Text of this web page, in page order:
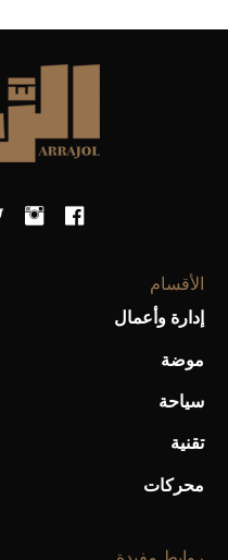
الأقسام
إدارة وأعمال
موضة
سياحة
تقنية
محركات